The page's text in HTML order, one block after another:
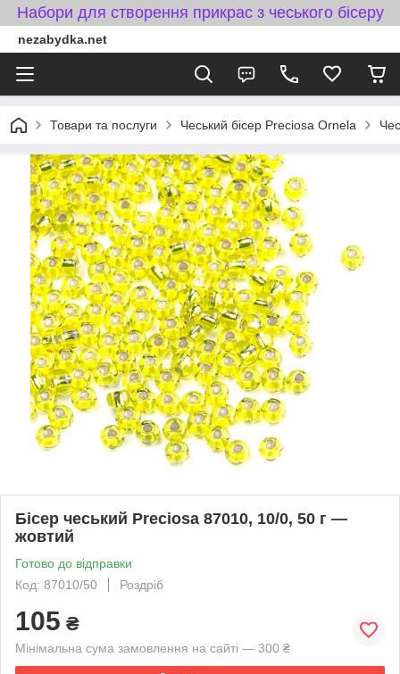
Набори для створення прикрас з чеського бісеру
nezabydka.net
Товари та послуги Чеський бісер Preciosa Ornela
Бісер чеський Preciosa 87010, 10/0, 50 г —
жовтий
Готово до відправки
Код: 87010/50
Роздріб
105 ₴
Мінімальна сума замовлення на сайті — 300 ₴